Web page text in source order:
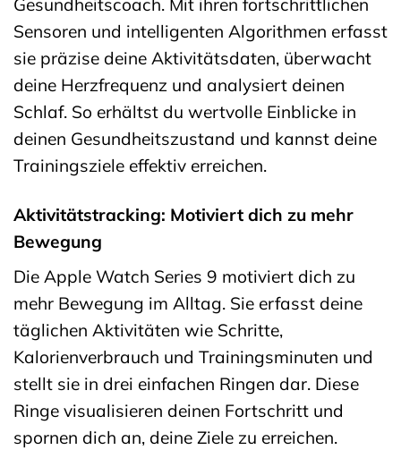
Sensoren und intelligenten Algorithmen erfasst
sie präzise deine Aktivitätsdaten, überwacht
deine Herzfrequenz und analysiert deinen
Schlaf. So erhältst du wertvolle Einblicke in
deinen Gesundheitszustand und kannst deine
Trainingsziele effektiv erreichen.
Aktivitätstracking: Motiviert dich zu mehr
Bewegung
Die Apple Watch Series 9 motiviert dich zu
mehr Bewegung im Alltag. Sie erfasst deine
täglichen Aktivitäten wie Schritte,
Kalorienverbrauch und Trainingsminuten und
stellt sie in drei einfachen Ringen dar. Diese
Ringe visualisieren deinen Fortschritt und
spornen dich an, deine Ziele zu erreichen.